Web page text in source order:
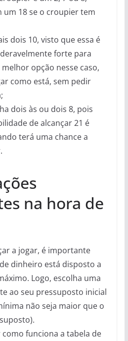
um 18 se o croupier tem
dois 10, visto que essa é
forte para
opção nesse caso,
como está, sem pedir
dois às ou dois 8, pois
de alcançar 21 é
terá uma chance a
na hora de
a jogar, é importante
dinheiro está disposto a
Logo, escolha uma
ao seu pressuposto inicial
não seja maior que o
funciona a tabela de